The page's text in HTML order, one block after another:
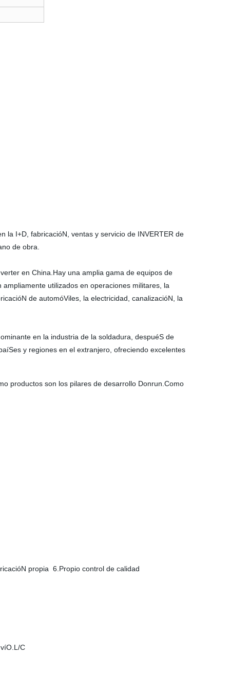
la I+D, fabricacióN, ventas y servicio de INVERTER de
de obra.
en China.Hay una amplia gama de equipos de
utilizados en operaciones militares, la
de automóViles, la electricidad, canalizacióN, la
en la industria de la soldadura, despuéS de
y regiones en el extranjero, ofreciendo excelentes
productos son los pilares de desarrollo Donrun.Como
propia 6.Propio control de calidad
C